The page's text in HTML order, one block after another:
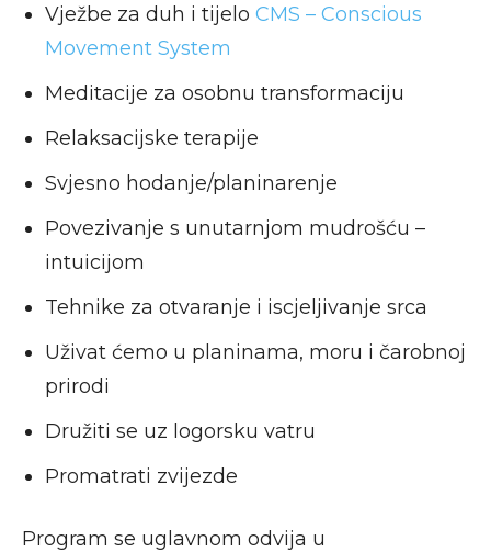
Vježbe za duh i tijelo CMS – Conscious
Movement System
Meditacije za osobnu transformaciju
Relaksacijske terapije
Svjesno hodanje/planinarenje
Povezivanje s unutarnjom mudrošću –
intuicijom
Tehnike za otvaranje i iscjeljivanje srca
Uživat ćemo u planinama, moru i čarobnoj
prirodi
Družiti se uz logorsku vatru
Promatrati zvijezde
Program se uglavnom odvija u